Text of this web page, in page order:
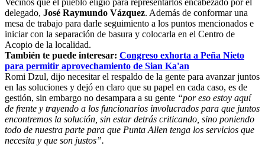
delegado, José Raymundo Vázquez. Además de conformar una
mesa de trabajo para darle seguimiento a los puntos mencionados e
iniciar con la separación de basura y colocarla en el Centro de
Acopio de la localidad.
También te puede interesar: Congreso exhorta a Peña Nieto
para permitir aprovechamiento de Sian Ka'an
Romi Dzul, dijo necesitar el respaldo de la gente para avanzar juntos
en las soluciones y dejó en claro que su papel en cada caso, es de
gestión, sin embargo no desampara a su gente “por eso estoy aquí
de frente y trayendo a los funcionarios involucrados para que juntos
encontremos la solución, sin estar detrás criticando, sino poniendo
todo de nuestra parte para que Punta Allen tenga los servicios que
necesita y que son justos”.